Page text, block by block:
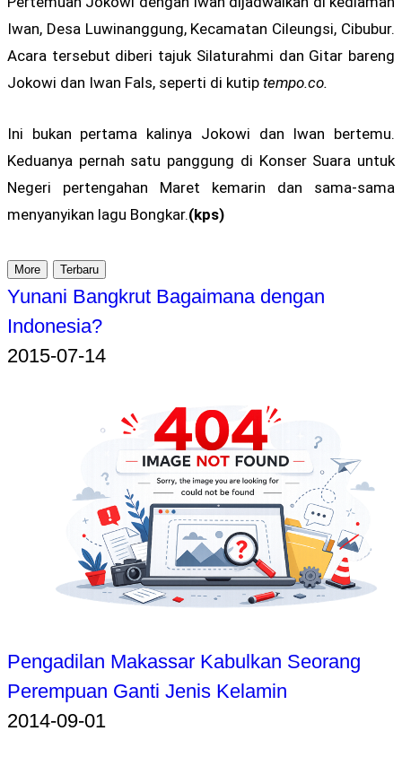
Iwan, Desa Luwinanggung, Kecamatan Cileungsi, Cibubur.
Acara tersebut diberi tajuk Silaturahmi dan Gitar bareng
Jokowi dan Iwan Fals, seperti di kutip tempo.co.
Ini bukan pertama kalinya Jokowi dan Iwan bertemu.
Keduanya pernah satu panggung di Konser Suara untuk
Negeri pertengahan Maret kemarin dan sama-sama
menyanyikan lagu Bongkar.(kps)
More Terbaru
Yunani Bangkrut Bagaimana dengan
Indonesia?
2015-07-14
Pengadilan Makassar Kabulkan Seorang
Perempuan Ganti Jenis Kelamin
2014-09-01